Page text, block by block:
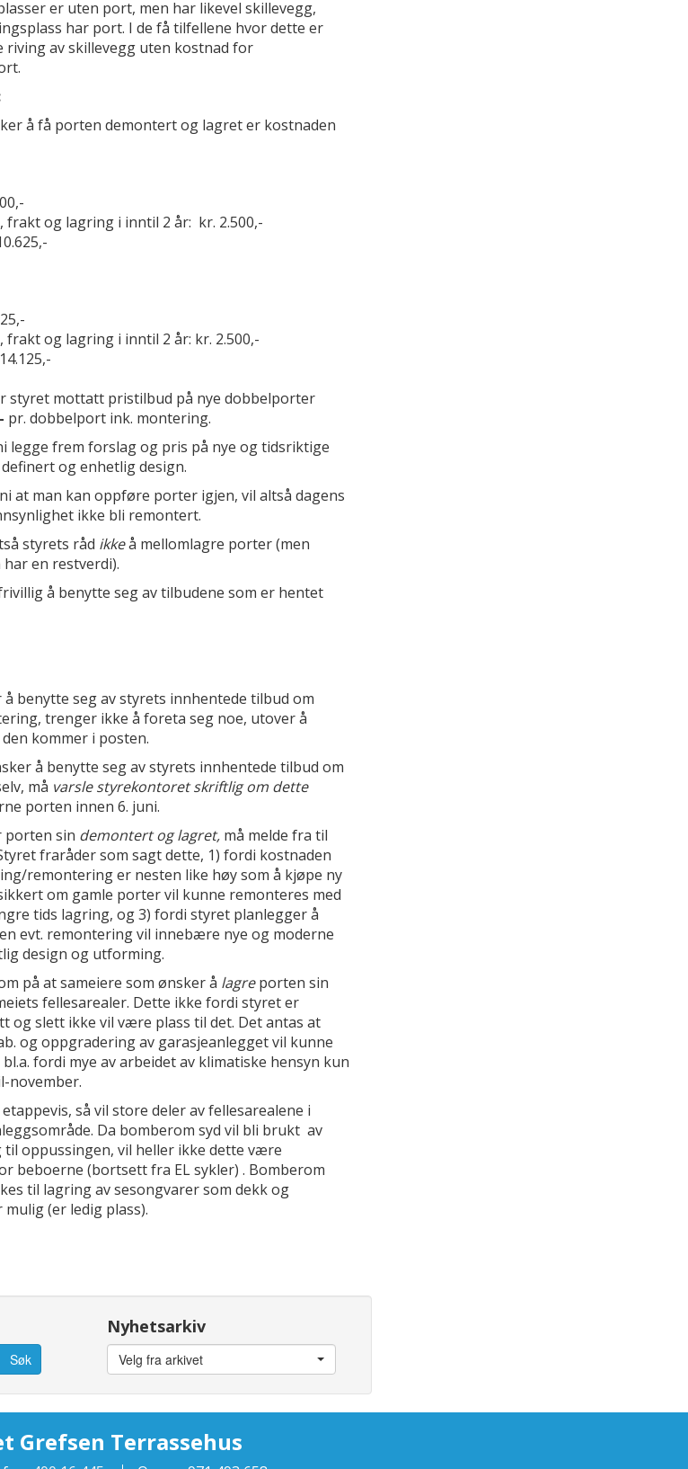
er uten port, men har likevel skillevegg,
har port. I de få tilfellene hvor dette er
riving av skillevegg uten kostnad for
å få porten demontert og lagret er kostnaden
frakt og lagring i inntil 2 år: kr. 2.500,-
frakt og lagring i inntil 2 år: kr. 2.500,-
styret mottatt pristilbud på nye dobbelporter
pr. dobbelport ink. montering.
legge frem forslag og pris på nye og tidsriktige
og enhetlig design.
at man kan oppføre porter igjen, vil altså dagens
ikke bli remontert.
styrets råd ikkeå mellomlagre porter (men
har en restverdi).
å benytte seg av tilbudene som er hentet
å benytte seg av styrets innhentede tilbud om
trenger ikke å foreta seg noe, utover å
kommer i posten.
å benytte seg av styrets innhentede tilbud om
må varsle styrekontoret skriftlig om dette
porten innen 6. juni.
porten sin demontert og lagret, må melde fra til
fraråder som sagt dette, 1) fordi kostnaden
remontering er nesten like høy som å kjøpe ny
om gamle porter vil kunne remonteres med
tids lagring, og 3) fordi styret planlegger å
evt. remontering vil innebære nye og moderne
design og utforming.
på at sameiere som ønsker å lagreporten sin
fellesarealer. Dette ikke fordi styret er
og slett ikke vil være plass til det. Det antas at
og oppgradering av garasjeanlegget vil kunne
fordi mye av arbeidet av klimatiske hensyn kun
november.
så vil store deler av fellesarealene i
Da bomberom syd vil bli brukt av
oppussingen, vil heller ikke dette være
beboerne (bortsett fra EL sykler) . Bomberom
til lagring av sesongvarer som dekk og
(er ledig plass).
Nyhetsarkiv
Velg fra arkivet
Grefsen Terrassehus